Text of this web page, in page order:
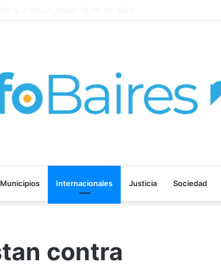
Municipios Internacionales Justicia Sociedad
contra